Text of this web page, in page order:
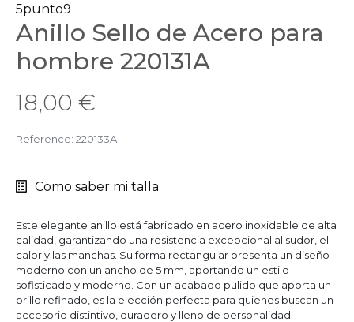
5punto9
Anillo Sello de Acero para
hombre 220131A
18,00 €
Reference: 220133A
Como saber mi talla
Este elegante anillo está fabricado en acero inoxidable de alta
calidad, garantizando una resistencia excepcional al sudor, el
calor y las manchas. Su forma rectangular presenta un diseño
moderno con un ancho de 5 mm, aportando un estilo
sofisticado y moderno. Con un acabado pulido que aporta un
brillo refinado, es la elección perfecta para quienes buscan un
accesorio distintivo, duradero y lleno de personalidad.